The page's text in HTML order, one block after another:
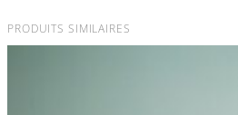
PRODUITS SIMILAIRES